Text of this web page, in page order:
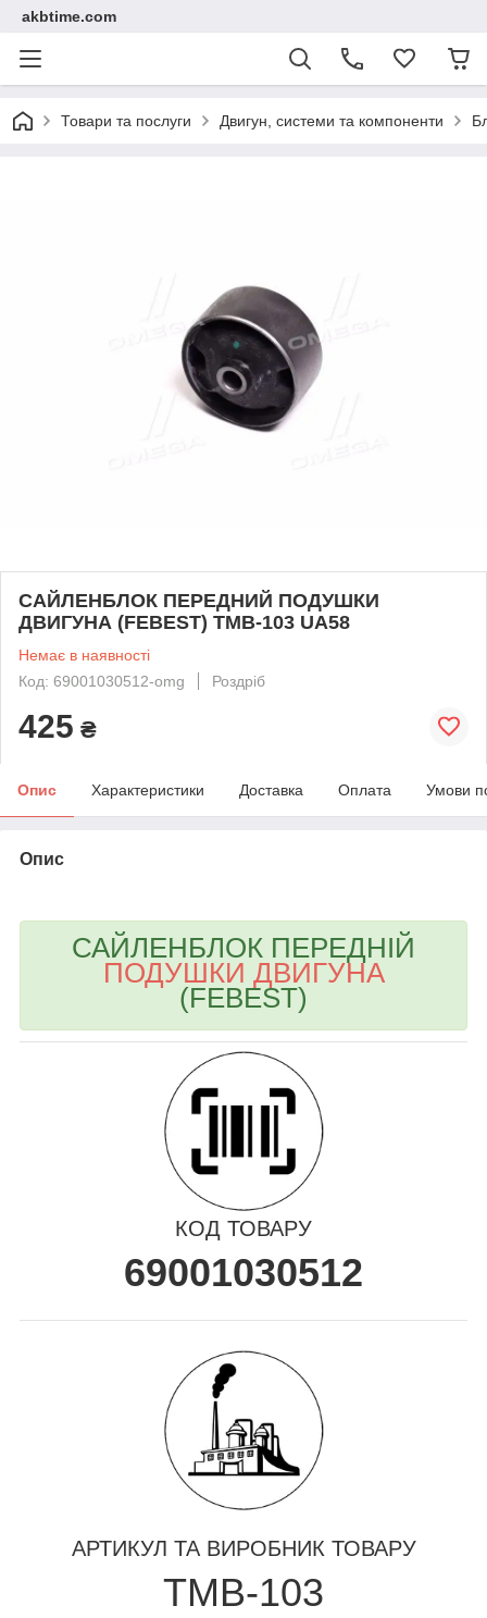
akbtime.com
Товари та послуги Двигун, системи та компоненти
САЙЛЕНБЛОК ПЕРЕДНИЙ ПОДУШКИ
ДВИГУНА (FEBEST) TMB-103 UA58
Немає в наявності
Код: 69001030512-omg
Роздріб
425 ₴
Опис Характеристики Доставка Оплата Умови
Опис
САЙЛЕНБЛОК ПЕРЕДНІЙ
ПОДУШКИ ДВИГУНА
(FEBEST)
КОД ТОВАРУ
69001030512
АРТИКУЛ ТА ВИРОБНИК ТОВАРУ
TMB-103